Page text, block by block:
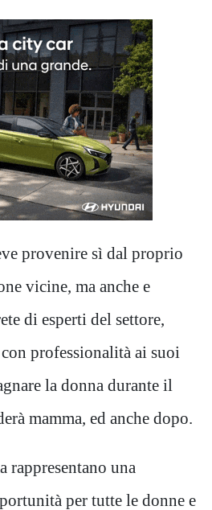
provenire sì dal proprio
vicine, ma anche e
di esperti del settore,
professionalità ai suoi
la donna durante il
mamma, ed anche dopo.
rappresentano una
per tutte le donne e